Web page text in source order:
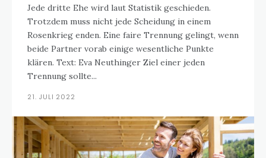
Jede dritte Ehe wird laut Statistik geschieden.
Trotzdem muss nicht jede Scheidung in einem
Rosenkrieg enden. Eine faire Trennung gelingt, wenn
beide Partner vorab einige wesentliche Punkte
klären. Text: Eva Neuthinger Ziel einer jeden
Trennung sollte...
21. JULI 2022